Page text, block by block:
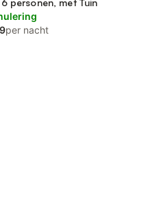
personen, met Tuin
per nacht